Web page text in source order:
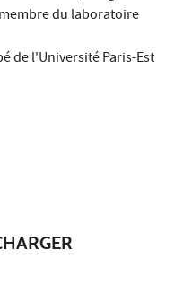
du laboratoire
de l'Université Paris-Est